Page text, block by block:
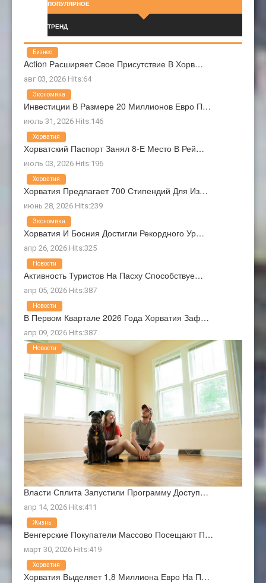
ПОПУЛЯРНОЕ
ТРЕНД
Action Расширяет Свое Присутствие В Хорв…
авг 03, 2026 Hits:64
Бизнес
Инвестиции В Размере 20 Миллионов Евро П…
июль 31, 2026 Hits:146
Экономика
Хорватский Паспорт Занял 8-Е Место В Рей…
июль 03, 2026 Hits:196
Хорватия
Хорватия Предлагает 700 Стипендий Для Из…
июнь 28, 2026 Hits:239
Хорватия
Хорватия И Босния Достигли Рекордного Ур…
апр 26, 2026 Hits:325
Экономика
Активность Туристов На Пасху Способствуе…
апр 05, 2026 Hits:387
Новости
В Первом Квартале 2026 Года Хорватия Заф…
апр 09, 2026 Hits:387
Новости
Власти Сплита Запустили Программу Доступ…
апр 14, 2026 Hits:411
Новости
Венгерские Покупатели Массово Посещают П…
март 30, 2026 Hits:419
Жизнь
Хорватия Выделяет 1,8 Миллиона Евро На П…
Хорватия